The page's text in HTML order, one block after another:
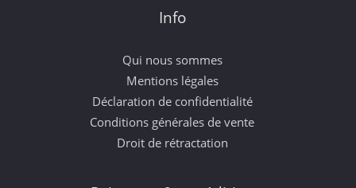
Info
Qui nous sommes
Mentions légales
Déclaration de confidentialité
Conditions générales de vente
Droit de rétractation